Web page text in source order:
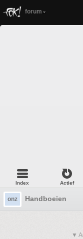
forum
Index Actief
onz Handboeien
▼